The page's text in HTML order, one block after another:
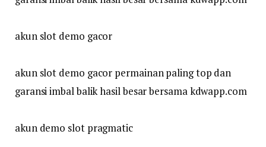
akun slot demo gacor
akun slot demo gacor permainan paling top dan
garansi imbal balik hasil besar bersama kdwapp.com
akun demo slot pragmatic